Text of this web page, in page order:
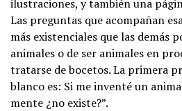
ilustraciones, y también una
Las preguntas que acompañan
más existenciales que las demás
animales o de ser animales en
tratarse de bocetos. La primera
blanco es: Si me inventé un
mente ¿no existe?”.